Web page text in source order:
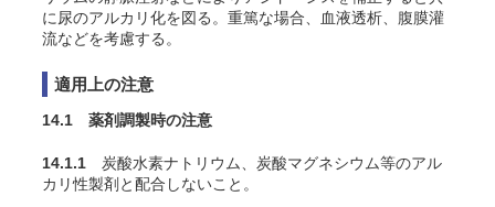
に尿のアルカリ化を図る。重篤な場合、血液透析、腹膜灌
流などを考慮する。
適用上の注意
14.1 薬剤調製時の注意
14.1.1 炭酸水素ナトリウム、炭酸マグネシウム等のアル
カリ性製剤と配合しないこと。